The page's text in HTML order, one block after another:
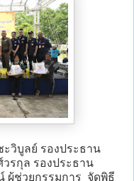
ะวิบูลย์ รองประธาน
รกุล รองประธาน
ผู้ช่วยกรรมการ จัดพิธี